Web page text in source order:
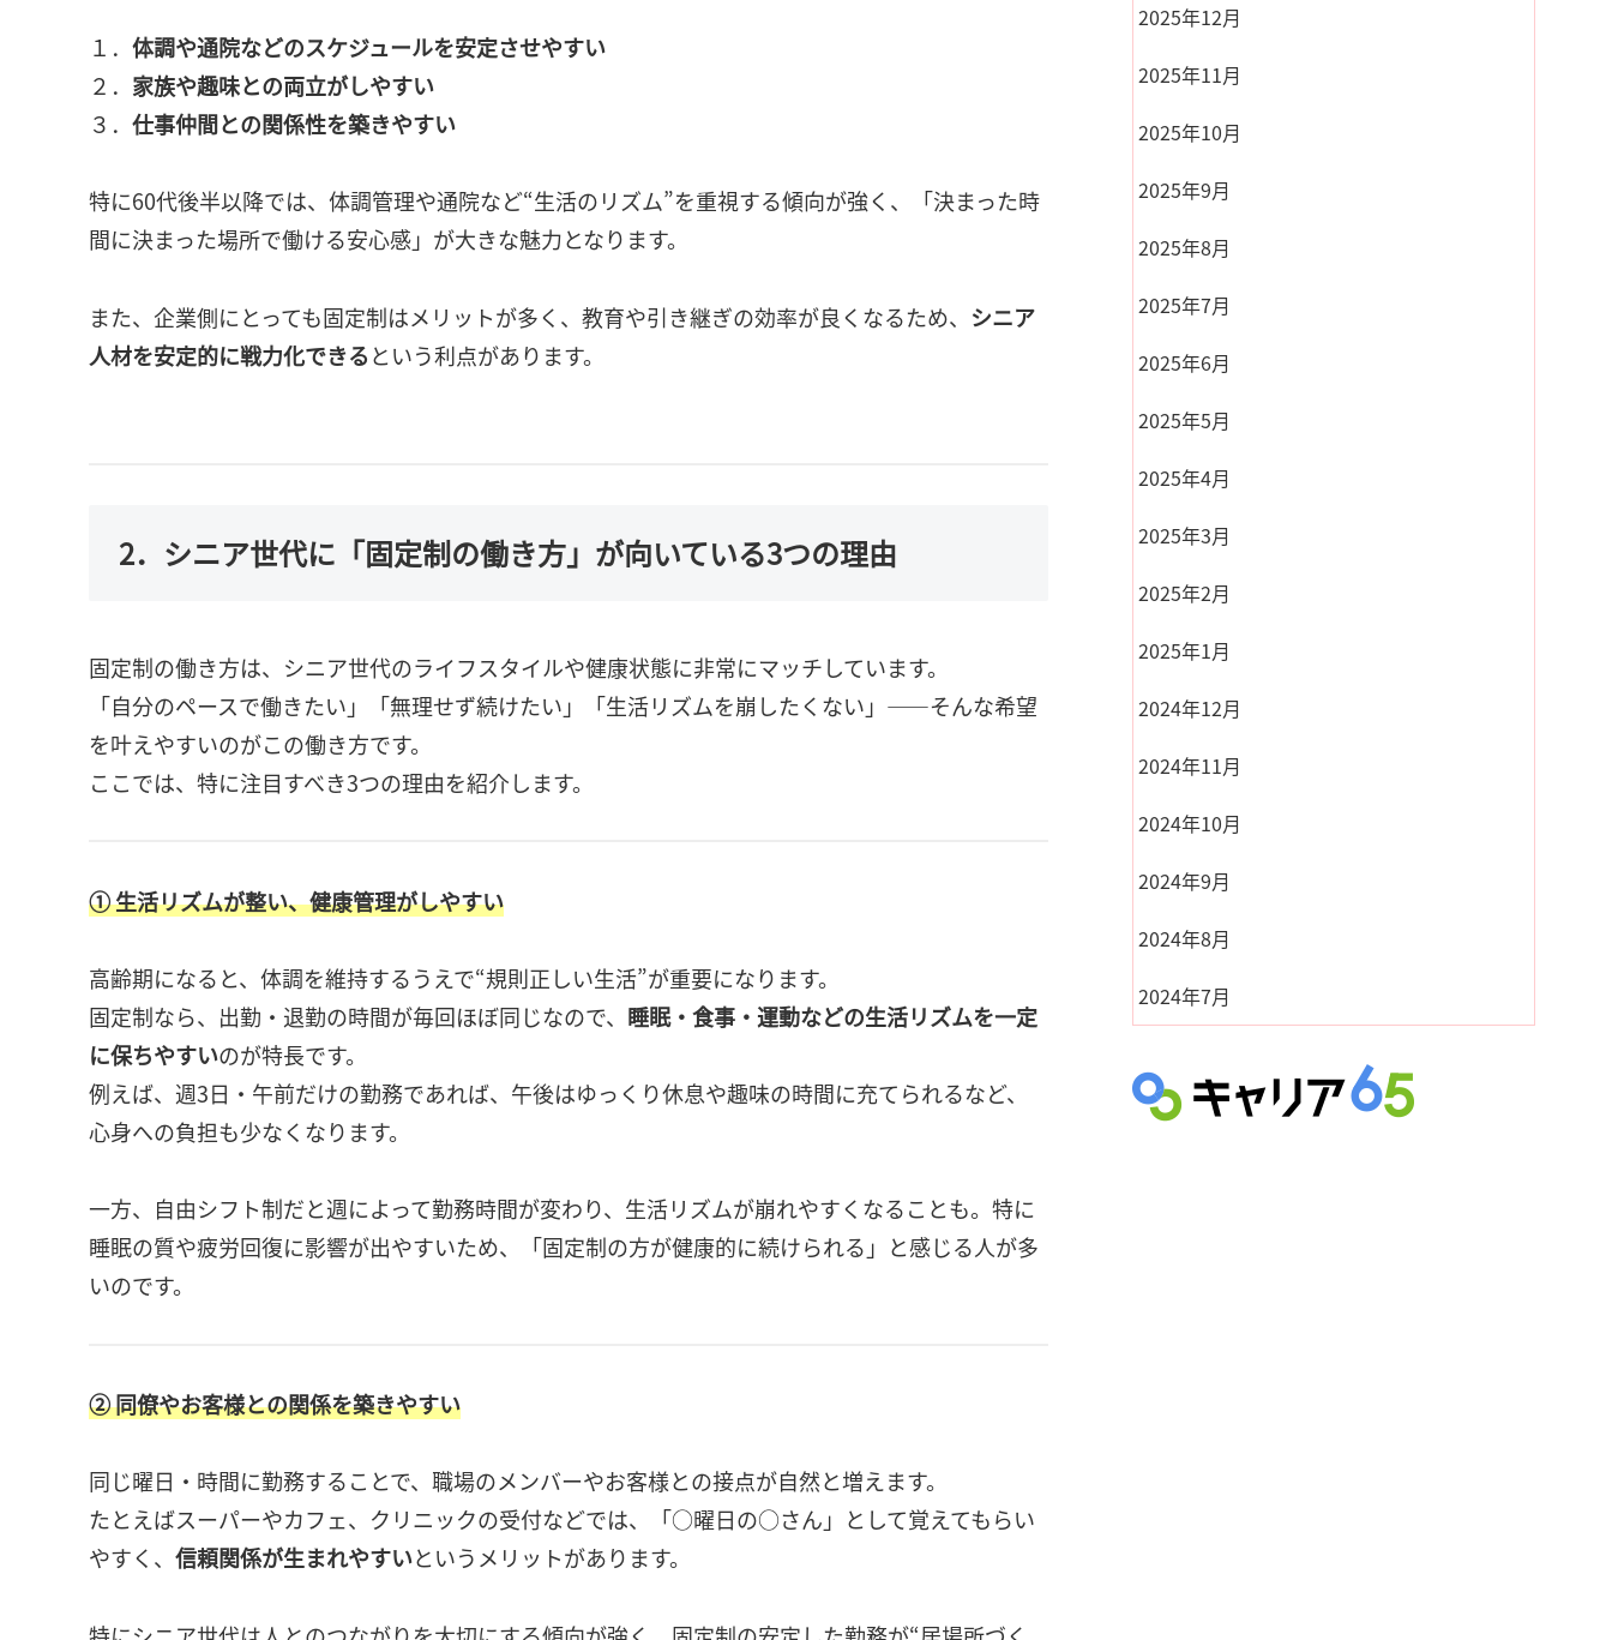
１． 体調や通院などのスケジュールを安定させやすい
２． 家族や趣味との両立がしやすい
３． 仕事仲間との関係性を築きやすい
特に60代後半以降では、体調管理や通院など“生活のリズム”を重視する傾向が強く、「決まった時
間に決まった場所で働ける安心感」が大きな魅力となります。
また、企業側にとっても固定制はメリットが多く、教育や引き継ぎの効率が良くなるため、 シニア
人材を安定的に戦力化できるという利点があります。
2．シニア世代に「固定制の働き方」が向いている3つの理由
固定制の働き方は、シニア世代のライフスタイルや健康状態に非常にマッチしています。
「自分のペースで働きたい」「無理せず続けたい」「生活リズムを崩したくない」——そんな希望
を叶えやすいのがこの働き方です。
ここでは、特に注目すべき3つの理由を紹介します。
① 生活リズムが整い、健康管理がしやすい
高齢期になると、体調を維持するうえで“規則正しい生活”が重要になります。
固定制なら、出勤・退勤の時間が毎回ほぼ同じなので、 睡眠・食事・運動などの生活リズムを一定
に保ちやすいのが特長です。
例えば、週3日・午前だけの勤務であれば、午後はゆっくり休息や趣味の時間に充てられるなど、
心身への負担も少なくなります。
一方、自由シフト制だと週によって勤務時間が変わり、生活リズムが崩れやすくなることも。特に
睡眠の質や疲労回復に影響が出やすいため、「固定制の方が健康的に続けられる」と感じる人が多
いのです。
② 同僚やお客様との関係を築きやすい
同じ曜日・時間に勤務することで、職場のメンバーやお客様との接点が自然と増えます。
たとえばスーパーやカフェ、クリニックの受付などでは、「○曜日の○さん」として覚えてもらい
やすく、 信頼関係が生まれやすいというメリットがあります。
2025年12月
2025年11月
2025年10月
2025年9月
2025年8月
2025年7月
2025年6月
2025年5月
2025年4月
2025年3月
2025年2月
2025年1月
2024年12月
2024年11月
2024年10月
2024年9月
2024年8月
2024年7月